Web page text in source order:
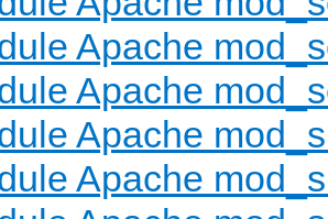
Apache
Apache
Apache
Apache